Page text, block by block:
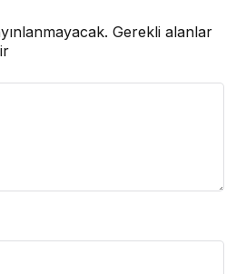
Gerekli alanlar